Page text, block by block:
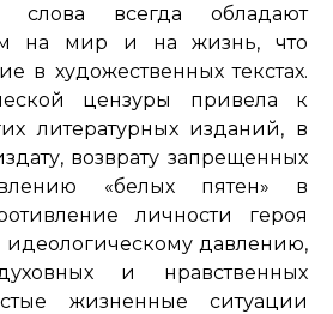
слова всегда обладают
на мир и на жизнь, что
в художественных текстах.
цензуры привела к
литературных изданий, в
возврату запрещенных
«белых пятен» в
личности героя
идеологическому давлению,
и нравственных
жизненные ситуации